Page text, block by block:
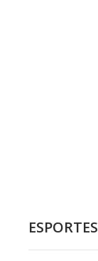
ESPORTES